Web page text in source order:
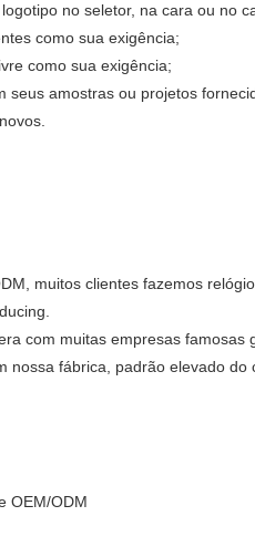
no seletor, na cara ou no
como sua exigência;
como sua exigência;
seus amostras ou projetos
muitos clientes fazemos
com muitas empresas famosas
nossa fábrica, padrão elevado
OEM/ODM